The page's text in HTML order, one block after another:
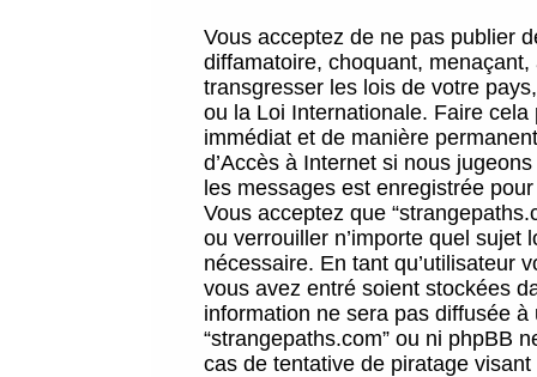
Vous acceptez de ne pas publier
diffamatoire, choquant,
transgresser les lois de votre
ou la Loi Internationale. Faire
immédiat et de manière
d’Accès à Internet si nous
les messages est enregistrée
Vous acceptez que
ou verrouiller n’importe quel sujet
nécessaire. En tant qu’utilisateur
vous avez entré soient stockées
information ne sera pas diffusée
“strangepaths.com” ou ni phpBB
cas de tentative de piratage